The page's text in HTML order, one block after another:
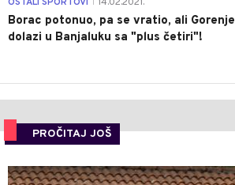
Borac potonuo, pa se vratio, ali Gorenje
dolazi u Banjaluku sa "plus četiri"!
PROČITAJ JOŠ